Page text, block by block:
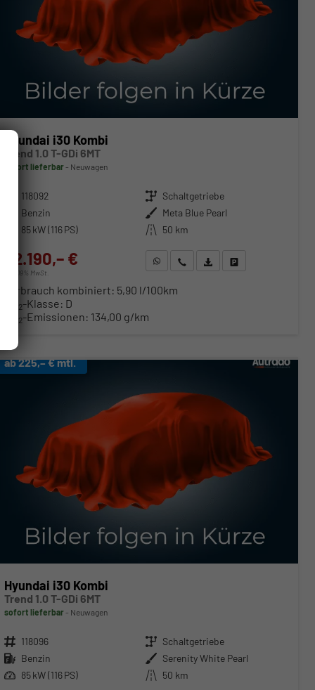
Hyundai i30 Kombi
Trend 1.0 T-GDi 6MT
sofort lieferbar Neuwagen
118092 Getriebe Schaltgetriebe
Benzin Außenfarbe Meta Blue Pearl
85 kW (116 PS) Kilometerstand 50 km
22.190,– €
incl. 19% MwSt.
WhatsApp anfragen
Wir rufen Sie anFahrzeugexposé (PDF)
Fahrzeug parken
Verbrauch kombiniert: 5,90 l/100km
2-Klasse: D
2-Emissionen: 134,00 g/km
ab 225,– € mtl.
Hyundai i30 Kombi
Trend 1.0 T-GDi 6MT
sofort lieferbar Neuwagen
Fahrzeugnr. 118096 Getriebe Schaltgetriebe
Kraftstoff Benzin Außenfarbe Serenity White Pearl
Leistung 85 kW (116 PS) Kilometerstand 50 km